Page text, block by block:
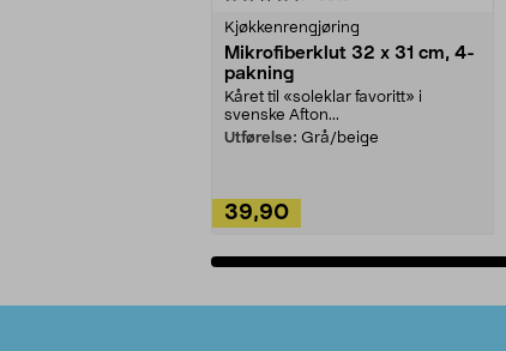
Kjøkkenrengjøring
Mikrofiberklut 32 x 31 cm, 4-
pakning
Kåret til «soleklar favoritt» i
svenske Afton...
Utførelse: Grå/beige
39,90